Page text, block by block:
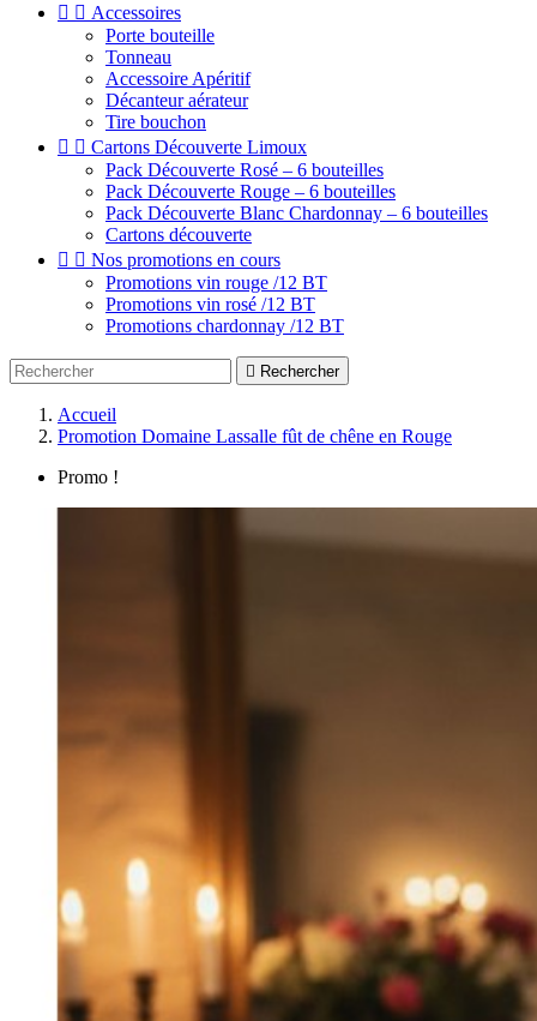
  Accessoires
Porte bouteille
Tonneau
Accessoire Apéritif
Décanteur aérateur
Tire bouchon
  Cartons Découverte Limoux
Pack Découverte Rosé – 6 bouteilles
Pack Découverte Rouge – 6 bouteilles
Pack Découverte Blanc Chardonnay – 6 bouteilles
Cartons découverte
  Nos promotions en cours
Promotions vin rouge /12 BT
Promotions vin rosé /12 BT
Promotions chardonnay /12 BT
 Rechercher
Accueil
Promotion Domaine Lassalle fût de chêne en Rouge
Promo !